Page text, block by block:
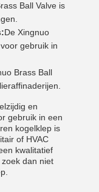
Ball Valve is
De Xingnuo
gebruik in
Brass Ball
en
gebruik in een
kogelklep is
of HVAC
kwalitatief
dan niet